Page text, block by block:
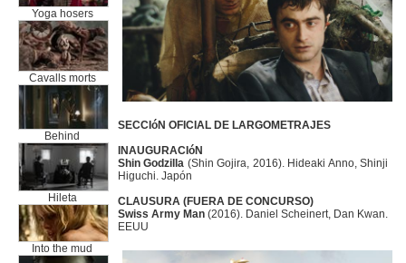
Yoga hosers
Cavalls morts
Behind
Hileta
Into the mud
SECCIóN OFICIAL DE LARGOMETRAJES
INAUGURACIóN
Shin Godzilla (Shin Gojira, 2016). Hideaki Anno, Shinji
Higuchi. Japón
CLAUSURA (FUERA DE CONCURSO)
Swiss Army Man (2016). Daniel Scheinert, Dan Kwan.
EEUU